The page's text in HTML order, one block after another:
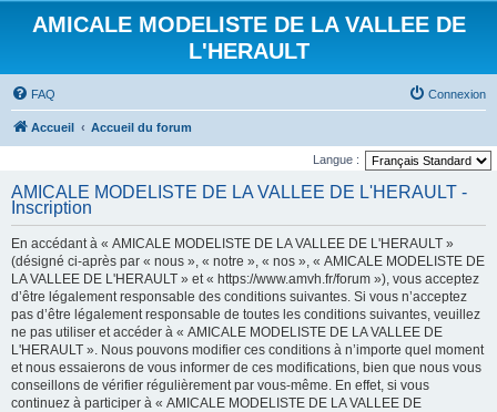
AMICALE MODELISTE DE LA VALLEE DE
L'HERAULT
FAQ Connexion
Accueil Accueil du forum
Langue :
AMICALE MODELISTE DE LA VALLEE DE L'HERAULT -
Inscription
En accédant à « AMICALE MODELISTE DE LA VALLEE DE L'HERAULT »
(désigné ci-après par « nous », « notre », « nos », « AMICALE MODELISTE DE
LA VALLEE DE L'HERAULT » et « https://www.amvh.fr/forum »), vous acceptez
d’être légalement responsable des conditions suivantes. Si vous n’acceptez
pas d’être légalement responsable de toutes les conditions suivantes, veuillez
ne pas utiliser et accéder à « AMICALE MODELISTE DE LA VALLEE DE
L'HERAULT ». Nous pouvons modifier ces conditions à n’importe quel moment
et nous essaierons de vous informer de ces modifications, bien que nous vous
conseillons de vérifier régulièrement par vous-même. En effet, si vous
continuez à participer à « AMICALE MODELISTE DE LA VALLEE DE